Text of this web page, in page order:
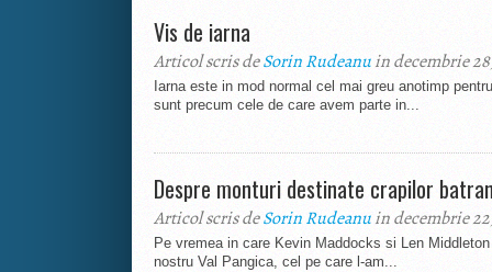
Vis de iarna
Articol scris deSorin Rudeanuin decembrie
Iarna este in mod normal cel mai greu anotimp
sunt precum cele de care avem parte in...
Despre monturi destinate crapilor
Articol scris deSorin Rudeanuin decembrie
Pe vremea in care Kevin Maddocks si Len
nostru Val Pangica, cel pe care l-am...